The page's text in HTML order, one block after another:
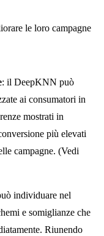
le loro campagne
: il DeepKNN può
ai consumatori in
mostrati in
più elevati
campagne. (Vedi
individuare nel
e somiglianze che
Riunendo